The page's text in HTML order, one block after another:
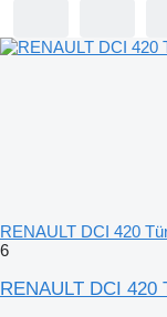
RENAULT DCI 420
6
RENAULT DCI 420